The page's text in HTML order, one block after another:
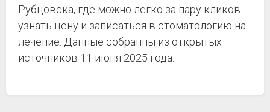
Рубцовска, где можно легко за пару кликов
узнать цену и записаться в стоматологию на
лечение. Данные собранны из открытых
источников 11 июня 2025 года.